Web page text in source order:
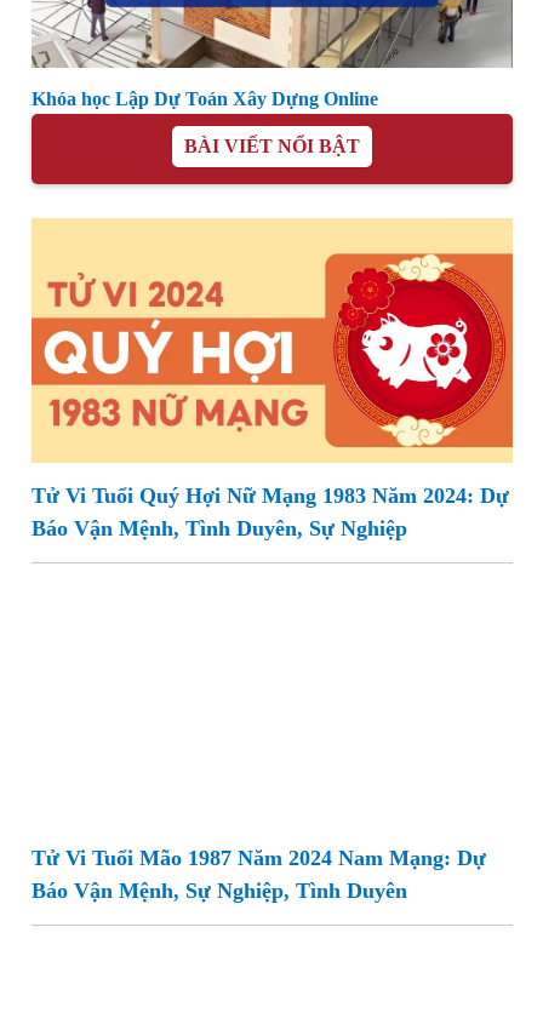
Khóa học Lập Dự Toán Xây Dựng Online
BÀI VIẾT NỔI BẬT
Tử Vi Tuổi Quý Hợi Nữ Mạng 1983 Năm 2024: Dự
Báo Vận Mệnh, Tình Duyên, Sự Nghiệp
Tử Vi Tuổi Mão 1987 Năm 2024 Nam Mạng: Dự
Báo Vận Mệnh, Sự Nghiệp, Tình Duyên